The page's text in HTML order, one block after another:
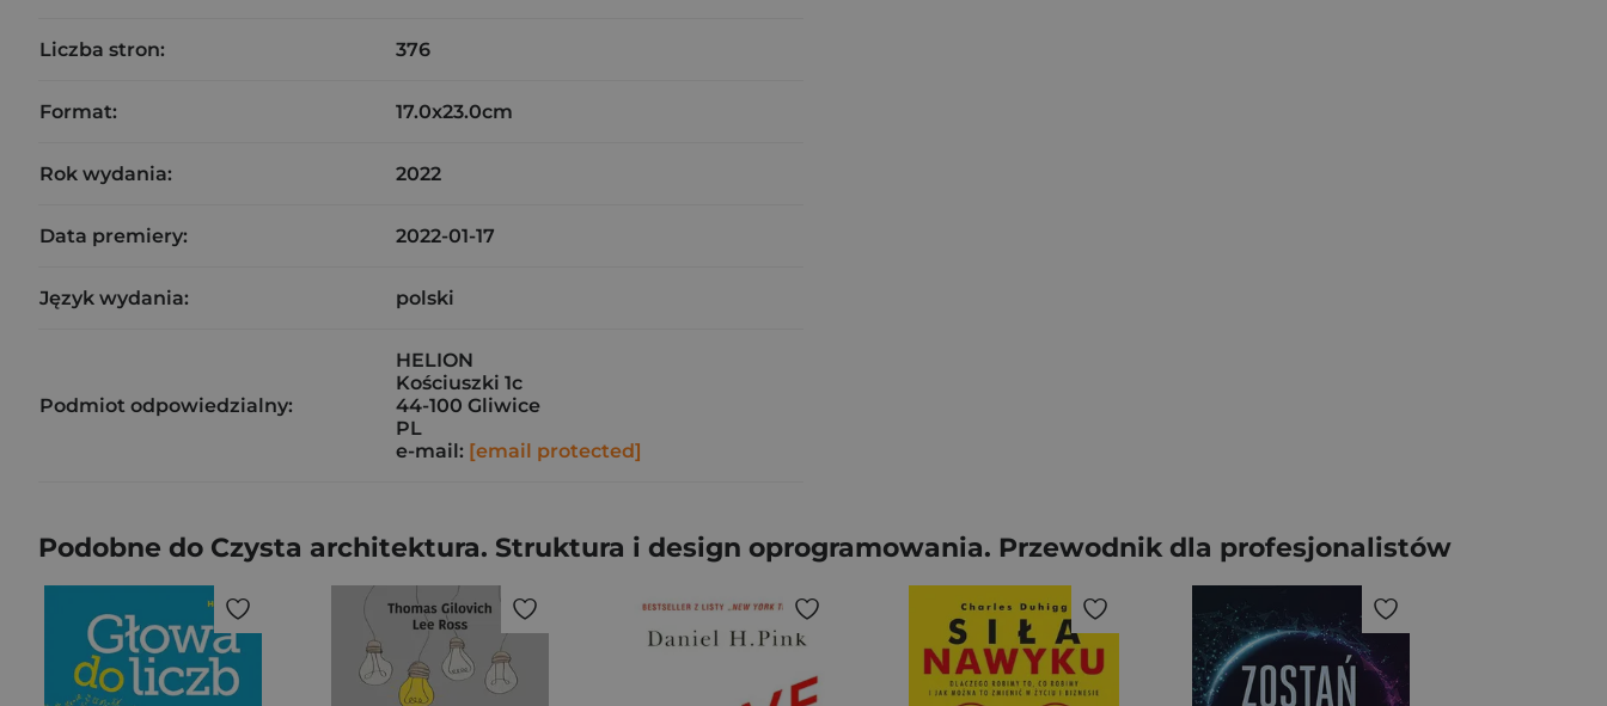
Liczba stron: 376
Format: 17.0x23.0cm
Rok wydania: 2022
Data premiery: 2022-01-17
Język wydania: polski
Podmiot odpowiedzialny:
HELION
Kościuszki 1c
44-100 Gliwice
PL
e-mail: [email protected]
Podobne do Czysta architektura. Struktura i design oprogramowania. Przewodnik dla profesjonalistów